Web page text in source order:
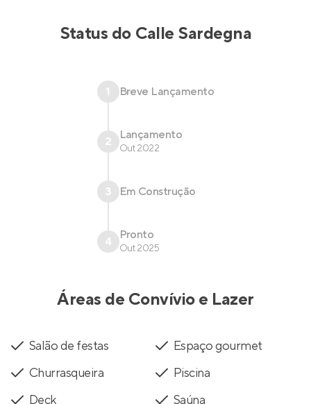
Status do Calle Sardegna
1 Breve Lançamento
2 Lançamento
Out 2022
3 Em Construção
4 Pronto
Out 2025
Áreas de Convívio e Lazer
Salão de festas
Espaço gourmet
Churrasqueira
Piscina
Deck
Saúna